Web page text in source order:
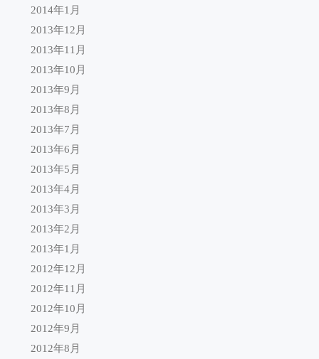
2014年1月
2013年12月
2013年11月
2013年10月
2013年9月
2013年8月
2013年7月
2013年6月
2013年5月
2013年4月
2013年3月
2013年2月
2013年1月
2012年12月
2012年11月
2012年10月
2012年9月
2012年8月